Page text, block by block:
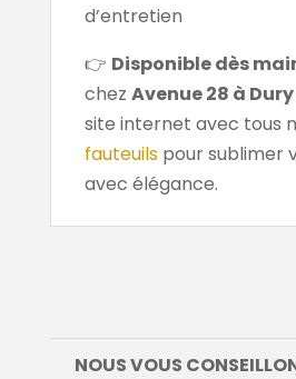
d’entretien
👉 Disponible dès
chez Avenue 28 à Dury
site internet avec tous
fauteuilspour sublimer
avec élégance.
NOUS VOUS